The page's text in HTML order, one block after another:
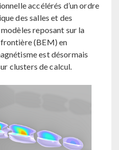
accélérés d’un ordre
des salles et des
reposant sur la
(BEM) en
est désormais
clusters de calcul.